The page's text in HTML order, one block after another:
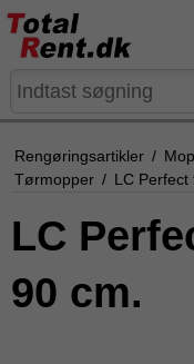
Rengøringsartikler /
Tørmopper / LC
LC
90 cm.